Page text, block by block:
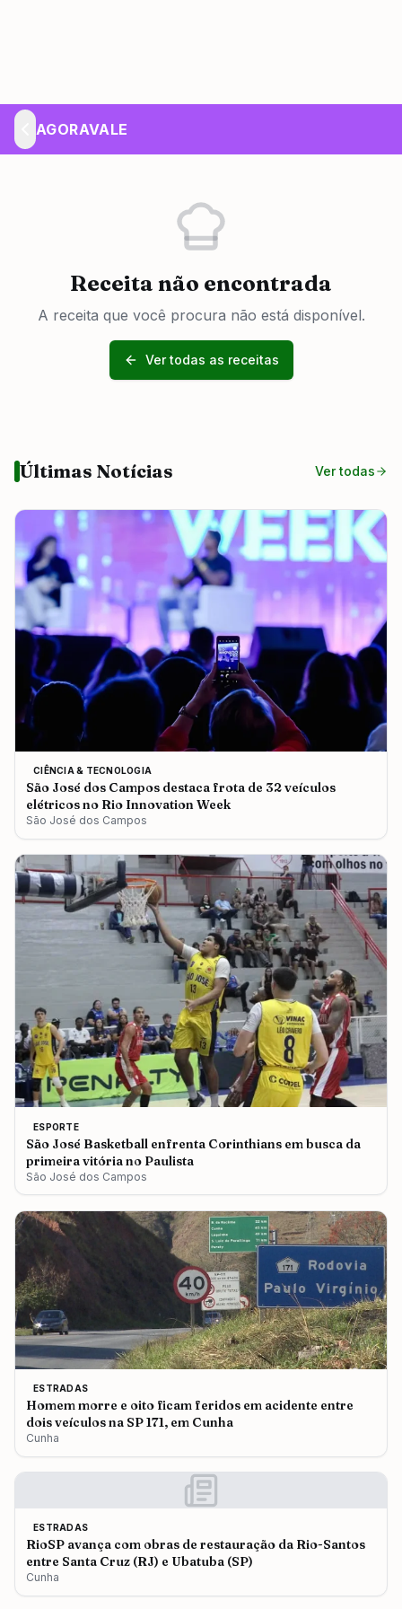
AGORAVALE
Receita não encontrada
A receita que você procura não está disponível.
Ver todas as receitas
Últimas Notícias Ver todas
CIÊNCIA & TECNOLOGIA
São José dos Campos destaca frota de 32 veículos
elétricos no Rio Innovation Week
São José dos Campos
ESPORTE
São José Basketball enfrenta Corinthians em busca da
primeira vitória no Paulista
São José dos Campos
ESTRADAS
Homem morre e oito ficam feridos em acidente entre
dois veículos na SP 171, em Cunha
Cunha
ESTRADAS
RioSP avança com obras de restauração da Rio-Santos
entre Santa Cruz (RJ) e Ubatuba (SP)
Cunha